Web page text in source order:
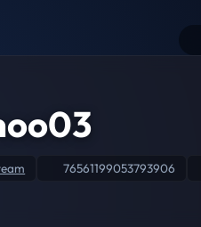
76561199053793906